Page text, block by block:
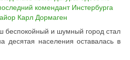
беспокойный и шумный город стал
десятая населения оставалась в